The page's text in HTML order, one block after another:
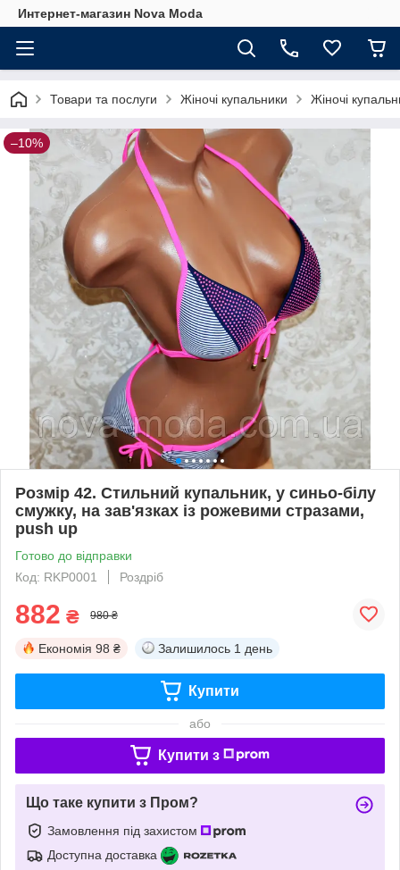
Интернет-магазин Nova Moda
Товари та послуги Жіночі купальники Жіночі
–10%
Розмір 42. Стильний купальник, у синьо-білу
смужку, на зав'язках із рожевими стразами,
push up
Готово до відправки
Код: RKP0001
Роздріб
882 ₴ 980 ₴
Економія 98 ₴ Залишилось 1 день
Купити
або
Купити з
Що таке купити з Пром?
Замовлення під захистом
Доступна доставка